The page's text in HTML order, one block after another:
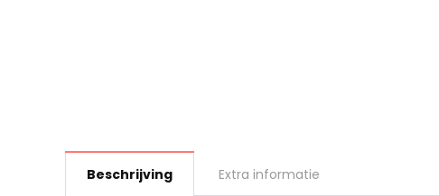
Beschrijving Extra informatie